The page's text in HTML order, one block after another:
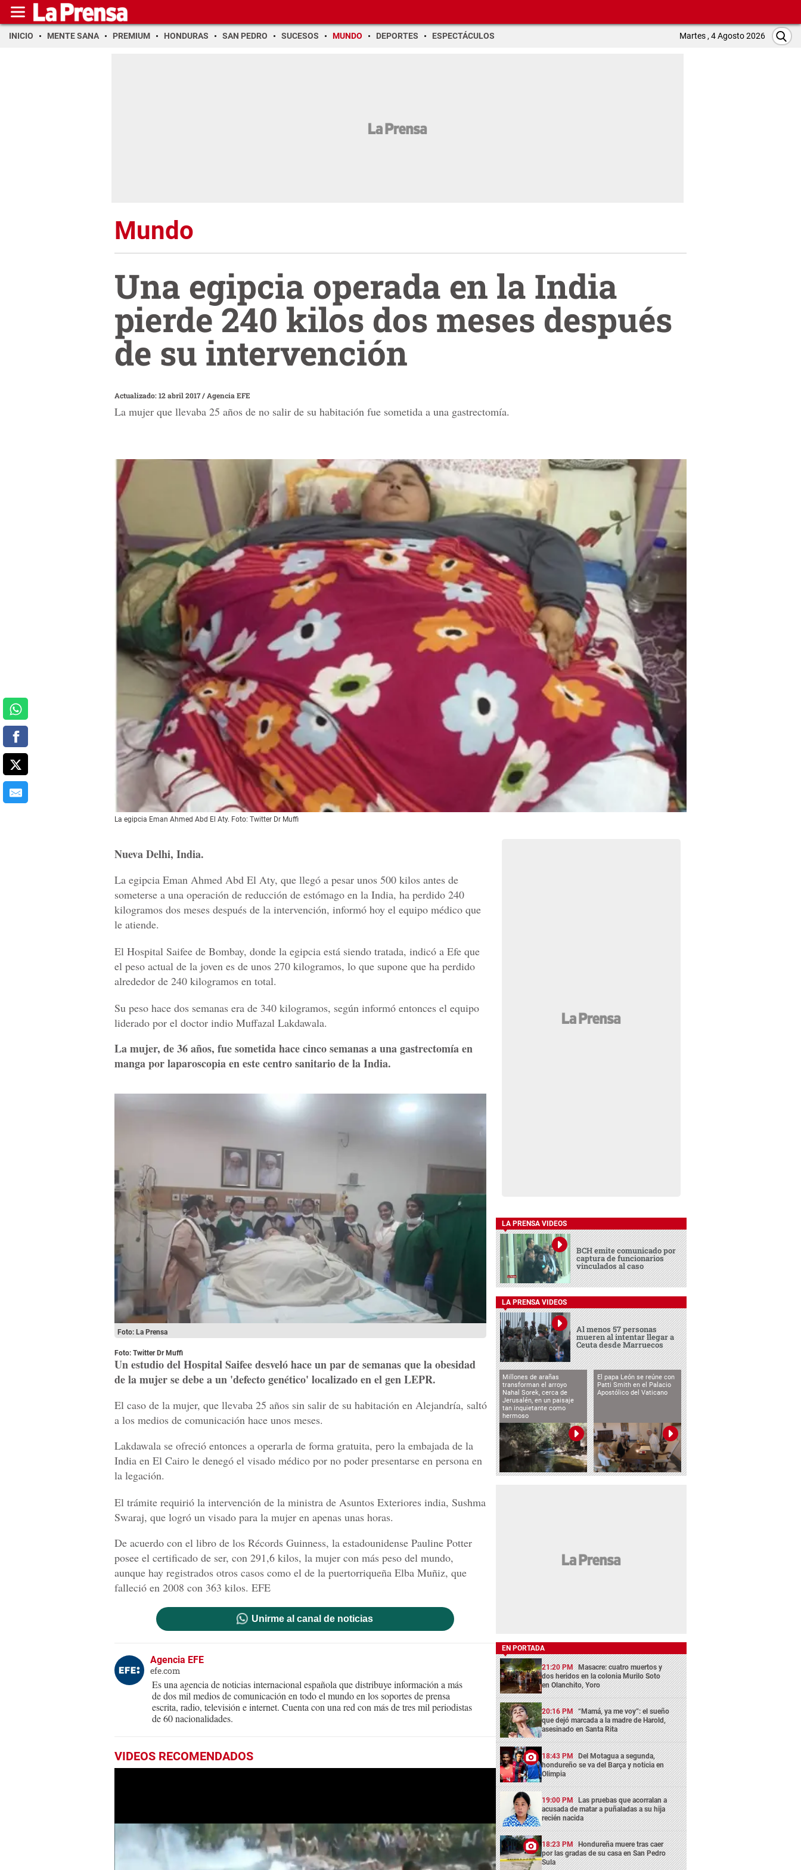
INICIO MENTE SANA PREMIUM HONDURAS SAN PEDRO SUCESOS MUNDO DEPORTES ESPECTÁCULOS Martes , 4 Agosto 2026
Mundo
Una egipcia operada en la India
pierde 240 kilos dos meses después
de su intervención
Actualizado: 12 abril 2017/ Agencia EFE
La mujer que llevaba 25 años de no salir de su habitación fue sometida a una gastrectomía.
La egipcia Eman Ahmed Abd El Aty. Foto: Twitter Dr Muffi
Nueva Delhi, India.
La egipcia Eman Ahmed Abd El Aty, que llegó a pesar unos 500 kilos antes de
someterse a una operación de reducción de estómago en la India, ha perdido 240
kilogramos dos meses después de la intervención, informó hoy el equipo médico que
le atiende.
El Hospital Saifee de Bombay, donde la egipcia está siendo tratada, indicó a Efe que
el peso actual de la joven es de unos 270 kilogramos, lo que supone que ha perdido
alrededor de 240 kilogramos en total.
Su peso hace dos semanas era de 340 kilogramos, según informó entonces el equipo
liderado por el doctor indio Muffazal Lakdawala.
La mujer, de 36 años, fue sometida hace cinco semanas a una gastrectomía en
manga por laparoscopia en este centro sanitario de la India.
Foto: La Prensa
Foto: Twitter Dr Muffi
Un estudio del Hospital Saifee desveló hace un par de semanas que la obesidad
de la mujer se debe a un 'defecto genético' localizado en el gen LEPR.
El caso de la mujer, que llevaba 25 años sin salir de su habitación en Alejandría, saltó
a los medios de comunicación hace unos meses.
Lakdawala se ofreció entonces a operarla de forma gratuita, pero la embajada de la
India en El Cairo le denegó el visado médico por no poder presentarse en persona en
la legación.
El trámite requirió la intervención de la ministra de Asuntos Exteriores india, Sushma
Swaraj, que logró un visado para la mujer en apenas unas horas.
De acuerdo con el libro de los Récords Guinness, la estadounidense Pauline Potter
posee el certificado de ser, con 291,6 kilos, la mujer con más peso del mundo,
aunque hay registrados otros casos como el de la puertorriqueña Elba Muñiz, que
falleció en 2008 con 363 kilos. EFE
Unirme al canal de noticias
Agencia EFE
efe.com
Es una agencia de noticias internacional española que distribuye información a más
de dos mil medios de comunicación en todo el mundo en los soportes de prensa
escrita, radio, televisión e internet. Cuenta con una red con más de tres mil periodistas
de 60 nacionalidades.
VIDEOS RECOMENDADOS
LA PRENSA VIDEOS
BCH emite comunicado por
captura de funcionarios
vinculados al caso
LA PRENSA VIDEOS
Al menos 57 personas
mueren al intentar llegar a
Ceuta desde Marruecos
Millones de arañas
transforman el arroyo
Nahal Sorek, cerca de
Jerusalén, en un paisaje
tan inquietante como
hermoso
El papa León se reúne con
Patti Smith en el Palacio
Apostólico del Vaticano
EN PORTADA
21:20 PM Masacre: cuatro muertos y
dos heridos en la colonia Murilo Soto
en Olanchito, Yoro
20:16 PM “Mamá, ya me voy”: el sueño
que dejó marcada a la madre de Harold,
asesinado en Santa Rita
18:43 PM Del Motagua a segunda,
hondureño se va del Barça y noticia en
Olimpia
19:00 PM Las pruebas que acorralan a
acusada de matar a puñaladas a su hija
recién nacida
18:23 PM Hondureña muere tras caer
por las gradas de su casa en San Pedro
Sula